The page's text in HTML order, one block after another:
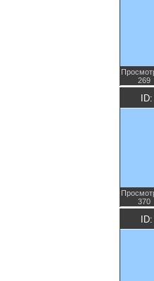
269
370